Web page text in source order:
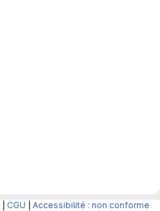
CGU Accessibilité : non conforme